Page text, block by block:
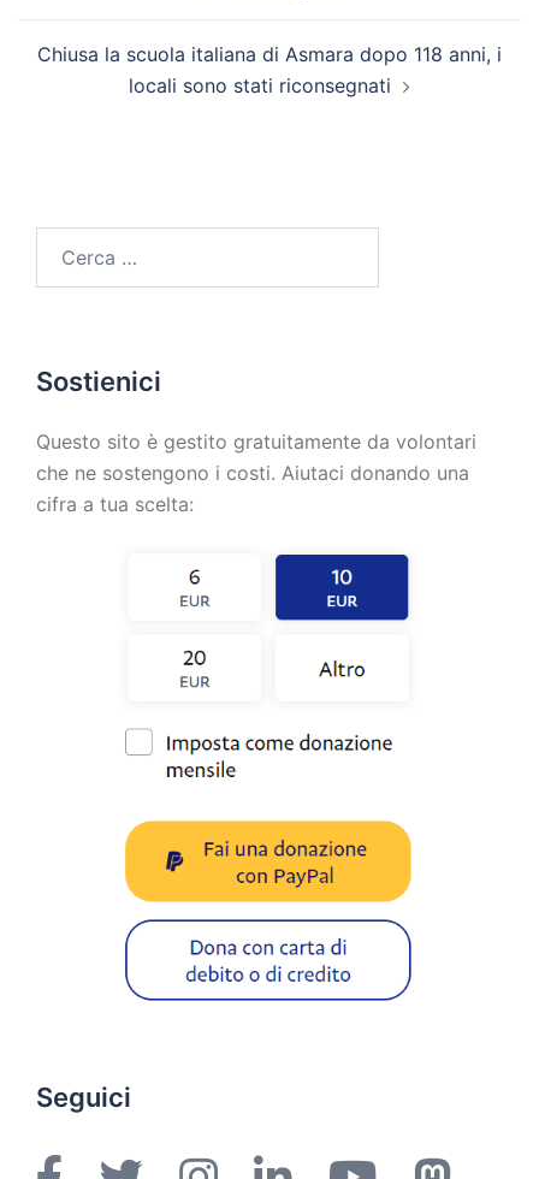
Chiusa la scuola italiana di Asmara dopo 118 anni, i
locali sono stati riconsegnati
Sostienici
Questo sito è gestito gratuitamente da volontari
che ne sostengono i costi. Aiutaci donando una
cifra a tua scelta:
Seguici